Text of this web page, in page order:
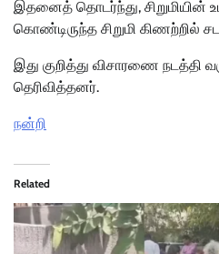
இதனைத் தொடர்ந்து, சிறுமியின்
கொண்டிருந்த சிறுமி கிணற்றில்
இது குறித்து விசாரணை நடத்தி
தெரிவித்தனர்.
நன்றி
Related